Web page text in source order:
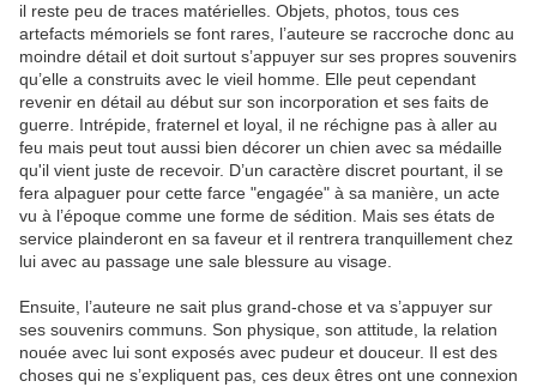
il reste peu de traces matérielles. Objets, photos, tous ces
artefacts mémoriels se font rares, l’auteure se raccroche donc au
moindre détail et doit surtout s’appuyer sur ses propres souvenirs
qu’elle a construits avec le vieil homme. Elle peut cependant
revenir en détail au début sur son incorporation et ses faits de
guerre. Intrépide, fraternel et loyal, il ne réchigne pas à aller au
feu mais peut tout aussi bien décorer un chien avec sa médaille
qu'il vient juste de recevoir. D’un caractère discret pourtant, il se
fera alpaguer pour cette farce "engagée" à sa manière, un acte
vu à l’époque comme une forme de sédition. Mais ses états de
service plainderont en sa faveur et il rentrera tranquillement chez
lui avec au passage une sale blessure au visage.
Ensuite, l’auteure ne sait plus grand-chose et va s’appuyer sur
ses souvenirs communs. Son physique, son attitude, la relation
nouée avec lui sont exposés avec pudeur et douceur. Il est des
choses qui ne s’expliquent pas, ces deux êtres ont une connexion